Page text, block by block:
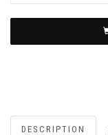
DESCRIPTION